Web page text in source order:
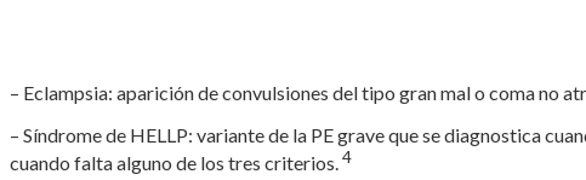
– Eclampsia: aparición de convulsiones del tipo gran mal o coma no
– Síndrome de HELLP: variante de la PE grave que se diagnostica
cuando falta alguno de los tres criterios.4